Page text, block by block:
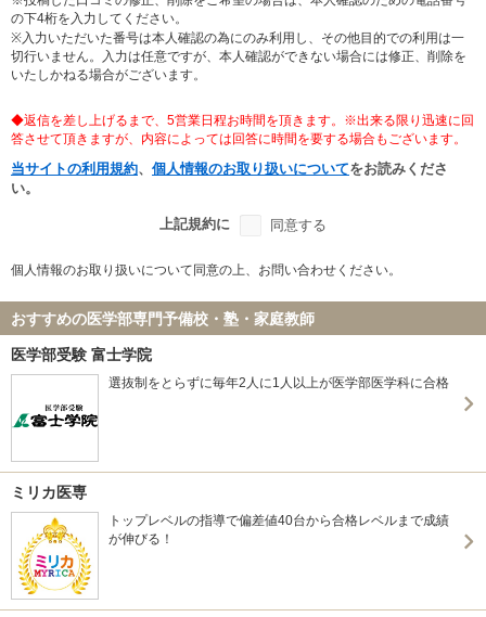
の下4桁を入力してください。
※入力いただいた番号は本人確認の為にのみ利用し、その他目的での利用は一
切行いません。入力は任意ですが、本人確認ができない場合には修正、削除を
いたしかねる場合がございます。
◆返信を差し上げるまで、5営業日程お時間を頂きます。※出来る限り迅速に回
答させて頂きますが、内容によっては回答に時間を要する場合もございます。
当サイトの利用規約、 個人情報のお取り扱いについてをお読みくださ
い。
上記規約に 同意する
個人情報のお取り扱いについて同意の上、お問い合わせください。
おすすめの医学部専門予備校・塾・家庭教師
医学部受験 富士学院
選抜制をとらずに毎年2人に1人以上が医学部医学科に合格
ミリカ医専
トップレベルの指導で偏差値40台から合格レベルまで成績
が伸びる！